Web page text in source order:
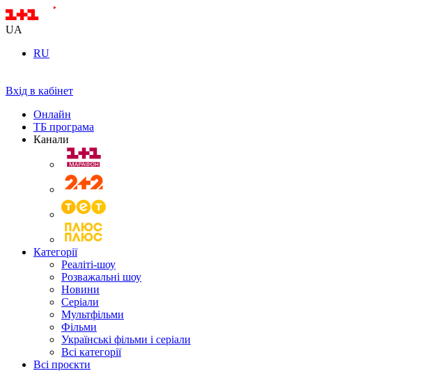
UA
RU
Вхід в кабінет
Онлайн
ТБ програма
Канали
Категорії
Реаліті-шоу
Розважальні шоу
Новини
Серіали
Мультфільми
Фільми
Українські фільми і серіали
Всі категорії
Всі проєкти